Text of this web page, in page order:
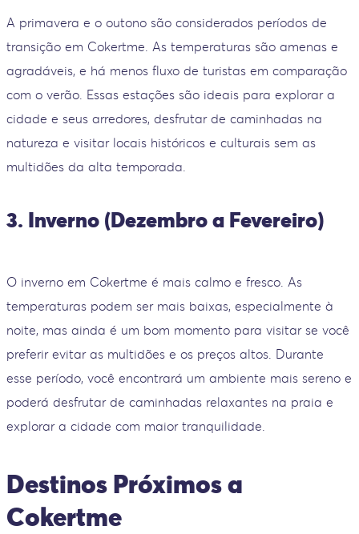
A primavera e o outono são considerados períodos de
transição em Cokertme. As temperaturas são amenas e
agradáveis, e há menos fluxo de turistas em comparação
com o verão. Essas estações são ideais para explorar a
cidade e seus arredores, desfrutar de caminhadas na
natureza e visitar locais históricos e culturais sem as
multidões da alta temporada.
3. Inverno (Dezembro a Fevereiro)
O inverno em Cokertme é mais calmo e fresco. As
temperaturas podem ser mais baixas, especialmente à
noite, mas ainda é um bom momento para visitar se você
preferir evitar as multidões e os preços altos. Durante
esse período, você encontrará um ambiente mais sereno e
poderá desfrutar de caminhadas relaxantes na praia e
explorar a cidade com maior tranquilidade.
Destinos Próximos a
Cokertme